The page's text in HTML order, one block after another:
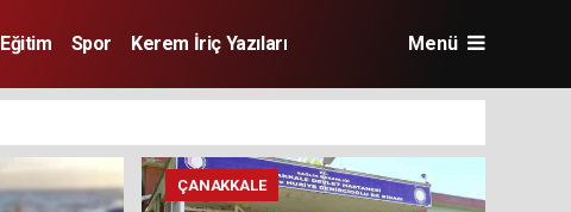
Eğitim Spor Kerem İriç Yazıları Menü
ÇANAKKALE